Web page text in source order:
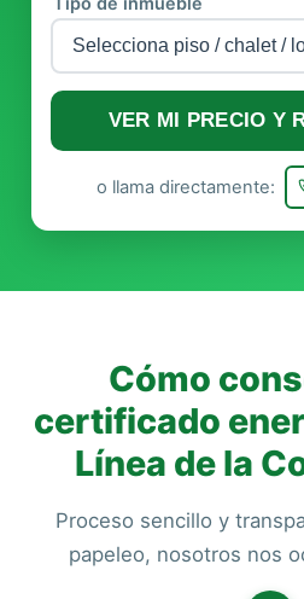
VER MI PRECIO Y
o llama directamente:
Cómo
certificado
Línea de la
Proceso sencillo y
papeleo, nosotros nos